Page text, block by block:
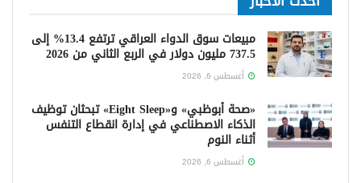
مبيعات سوق الدواء العراقي ترتفع 13.4% إلى
737.5 مليون دولار في الربع الثاني من 2026
أغسطس 6, 2026
«صحة أبوظبي» و«Eight Sleep» تبحثان توظيف
الذكاء الاصطناعي في إدارة انقطاع التنفس
أثناء النوم
أغسطس 6, 2026